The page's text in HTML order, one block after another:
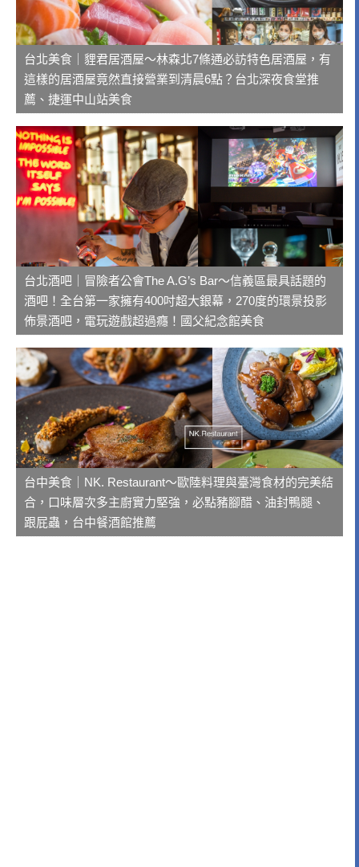
台北美食｜貍君居酒屋～林森北7條通必訪特色居酒屋，有
這樣的居酒屋竟然直接營業到清晨6點？台北深夜食堂推
薦、捷運中山站美食
台北酒吧｜冒險者公會The A.G’s Bar～信義區最具話題的
酒吧！全台第一家擁有400吋超大銀幕，270度的環景投影
佈景酒吧，電玩遊戲超過癮！國父紀念館美食
台中美食｜NK. Restaurant～歐陸料理與臺灣食材的完美結
合，口味層次多主廚實力堅強，必點豬腳醋、油封鴨腿、
跟屁蟲，台中餐酒館推薦